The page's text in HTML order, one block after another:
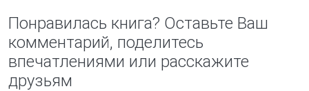
Понравилась книга? Оставьте Ваш
комментарий, поделитесь
впечатлениями или расскажите
друзьям